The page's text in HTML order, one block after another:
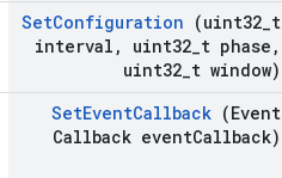
SetConfiguration (uint32 t
interval , uint32 t phase ,
uint32 t window)
SetEventCallback (Event
Callback eventCallback)